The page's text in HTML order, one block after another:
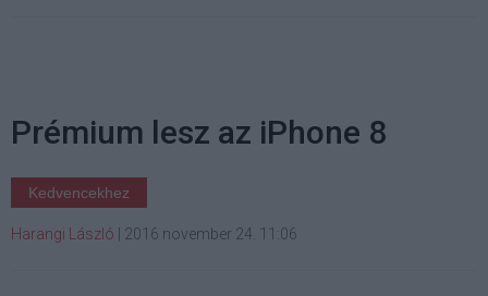
Prémium lesz az iPhone 8
Kedvencekhez
Harangi László 2016 november 24. 11:06